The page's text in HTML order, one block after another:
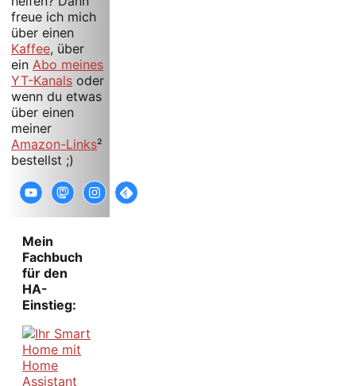
freue ich mich
über einen
Kaffee, über
ein Abo meines
YT-Kanals oder
wenn du etwas
über einen
meiner
Amazon-Links²
bestellst ;)
Mein
Fachbuch
für den
HA-
Einstieg: